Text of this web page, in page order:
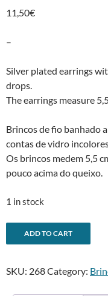
11,50€
–
Silver plated earrings
drops.
The earrings measure
Brincos de fio banhado
contas de vidro
Os brincos medem 5,5
pouco acima do queixo.
1 in stock
Twig
ramos
ADD TO CART
e
SKU: 268Category: